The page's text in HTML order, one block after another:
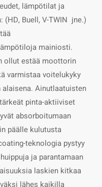
lämpötilat ja
Buell, V-TWIN jne.)
mainiosti.
ollut estää moottorin
varmistaa voitelukyky
Ainutlaatuisten
pinta-aktiiviset
absorboitumaan
päälle kulutusta
teknologia pystyy
ja parantamaan
laskien kitkaa
lähes kaikilla